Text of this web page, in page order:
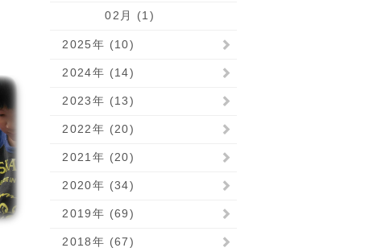
02月 (1)
2025年 (10)
2024年 (14)
2023年 (13)
2022年 (20)
2021年 (20)
2020年 (34)
2019年 (69)
2018年 (67)